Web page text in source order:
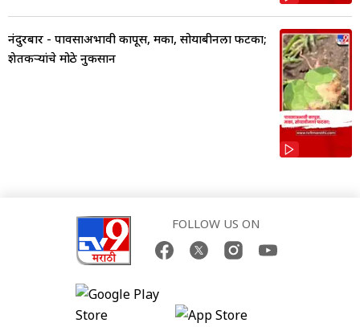
नंदुरबार - पावसाअभावी कापूस, मका, सोयाबीनला फटका;
शेतकऱ्यांचे मोठे नुकसान
FOLLOW US ON